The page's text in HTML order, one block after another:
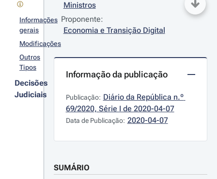
Informações
gerais
Modificações
Outros
Tipos
Decisões
Judiciais
Ministros
Proponente:
Economia e Transição Digital
Informação da publicação
Publicação: Diário da República n.º
69/2020, Série I de 2020-04-07
Data de Publicação: 2020-04-07
SUMÁRIO